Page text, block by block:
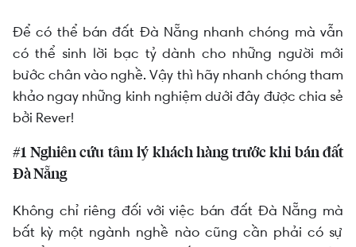
Để có thể bán đất Đà Nẵng nhanh chóng mà vẫn
có thể sinh lời bạc tỷ dành cho những người mới
bước chân vào nghề. Vậy thì hãy nhanh chóng tham
khảo ngay những kinh nghiệm dưới đây được chia sẻ
bởi Rever!
#1 Nghiên cứu tâm lý khách hàng trước khi bán đất
Đà Nẵng
Không chỉ riêng đối với việc bán đất Đà Nẵng mà
bất kỳ một ngành nghề nào cũng cần phải có sự